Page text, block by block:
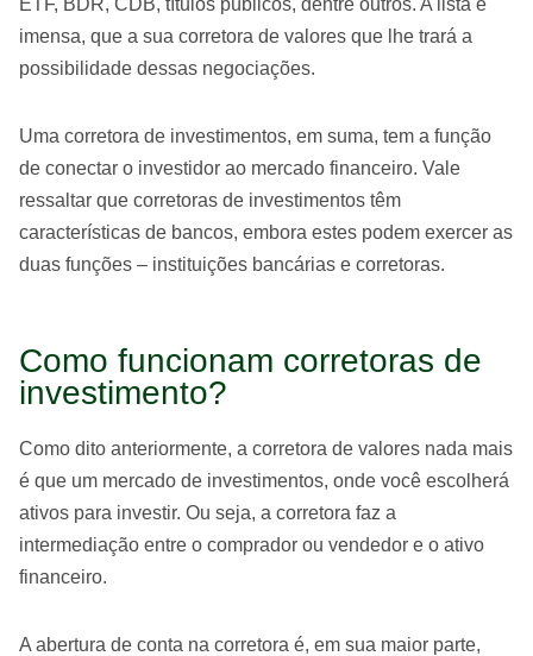
ETF, BDR, CDB, títulos públicos, dentre outros. A lista é
imensa, que a sua corretora de valores que lhe trará a
possibilidade dessas negociações.
Uma corretora de investimentos, em suma, tem a função
de conectar o investidor ao mercado financeiro. Vale
ressaltar que corretoras de investimentos têm
características de bancos, embora estes podem exercer as
duas funções – instituições bancárias e corretoras.
Como funcionam corretoras de
investimento?
Como dito anteriormente, a corretora de valores nada mais
é que um mercado de investimentos, onde você escolherá
ativos para investir. Ou seja, a corretora faz a
intermediação entre o comprador ou vendedor e o ativo
financeiro.
A abertura de conta na corretora é, em sua maior parte,